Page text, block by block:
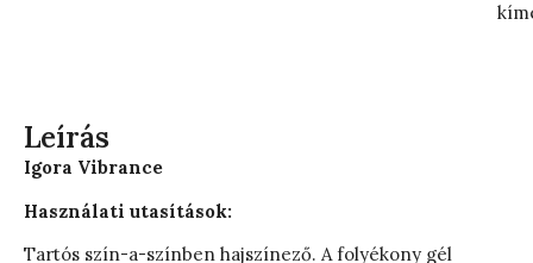
Leírás
Igora Vibrance
Használati utasítások:
Tartós szín-a-színben hajszínező. A folyékony gél